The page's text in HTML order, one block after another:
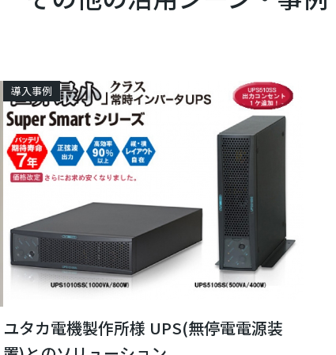
導入事例
ユタカ電機製作所様 UPS(無停電電源装